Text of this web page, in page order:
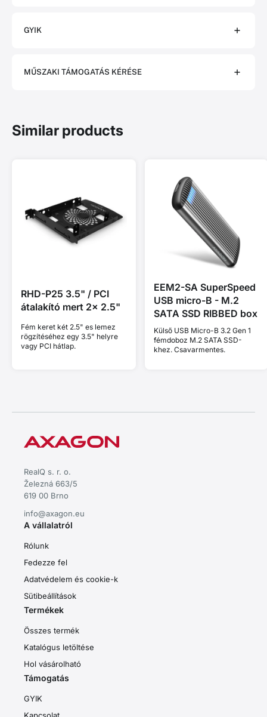
GYIK
MŰSZAKI TÁMOGATÁS KÉRÉSE
Similar products
RHD-P25 3.5" / PCI
átalakító mert 2x 2.5"
Fém keret két 2.5" es lemez
rögzítéséhez egy 3.5" helyre
vagy PCI hátlap.
EEM2-SA SuperSpeed
USB micro-B - M.2
SATA SSD RIBBED box
Külső USB Micro-B 3.2 Gen 1
fémdoboz M.2 SATA SSD-
khez. Csavarmentes.
RealQ s. r. o.
Železná 663/5
619 00 Brno
info@axagon.eu
A vállalatról
Rólunk
Fedezze fel
Adatvédelem és cookie-k
Sütibeállítások
Termékek
Összes termék
Katalógus letöltése
Hol vásárolható
Támogatás
GYIK
Kapcsolat